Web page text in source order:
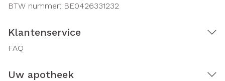
BTW nummer: BE0426331232
Klantenservice
FAQ
Uw apotheek